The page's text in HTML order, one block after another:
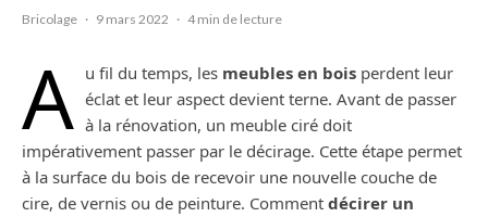
Bricolage · 9 mars 2022 · 4 min de lecture
A u fil du temps, les meubles en bois perdent leur
éclat et leur aspect devient terne. Avant de passer
à la rénovation, un meuble ciré doit
impérativement passer par le décirage. Cette étape permet
à la surface du bois de recevoir une nouvelle couche de
cire, de vernis ou de peinture. Comment décirer un